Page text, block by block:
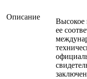
Описание
Высокое
ее